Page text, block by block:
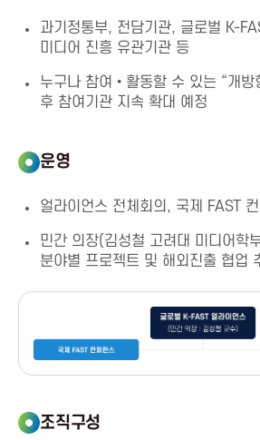
회
K
o
e
a
A
s
s
과기정통부, 전담기관, 글로벌 K-
미디어 진흥 유관기관 등
누구나 참여•활동할 수 있는 “개방
후 참여기관 지속 확대 예정
운영
얼라이언스 전체회의, 국제 FAST
민간 의장(김성철 고려대 미디어학
분야별 프로젝트 및 해외진출 협업
조직구성